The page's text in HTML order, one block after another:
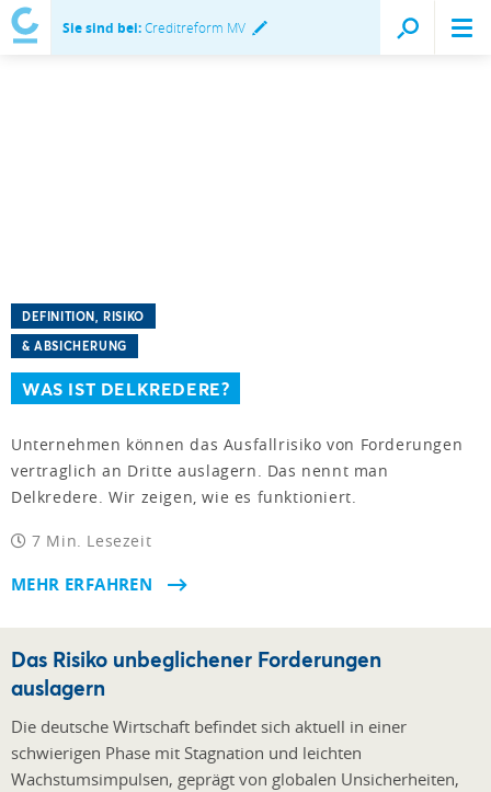
Sie sind bei:Creditreform MV
DEFINITION, RISIKO
& ABSICHERUNG
WAS IST DELKREDERE?
Unternehmen können das Ausfallrisiko von Forderungen
vertraglich an Dritte auslagern. Das nennt man
Delkredere. Wir zeigen, wie es funktioniert.
7 Min. Lesezeit
MEHR ERFAHREN
Das Risiko unbeglichener Forderungen
auslagern
Die deutsche Wirtschaft befindet sich aktuell in einer
schwierigen Phase mit Stagnation und leichten
Wachstumsimpulsen, geprägt von globalen Unsicherheiten,